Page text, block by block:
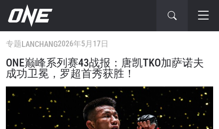
专题LANCHANG2026年5月17日
ONE巅峰系列赛43战报：唐凯TKO加萨诺夫
成功卫冕，罗超首秀获胜！